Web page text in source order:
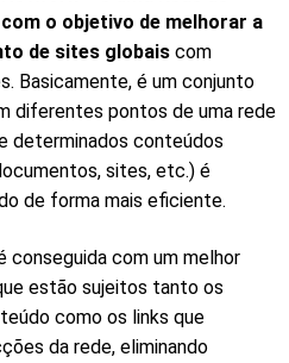
o objetivo de melhorar a
de sites globais com
Basicamente, é um conjunto
diferentes pontos de uma rede
determinados conteúdos
sites, etc.) é
de forma mais eficiente.
conseguida com um melhor
estão sujeitos tanto os
como os links que
da rede, eliminando